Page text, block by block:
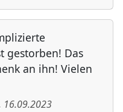
gestorben! Das
an ihn! Vielen
16.09.2023